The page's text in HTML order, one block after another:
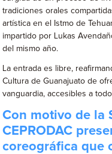
tradiciones orales
artística en el Istmo de
impartido por Lukas
del mismo año.
La entrada es libre,
Cultura de Guanajuato de
vanguardia, accesibles a
Con motivo de la
CEPRODAC
coreográfica que